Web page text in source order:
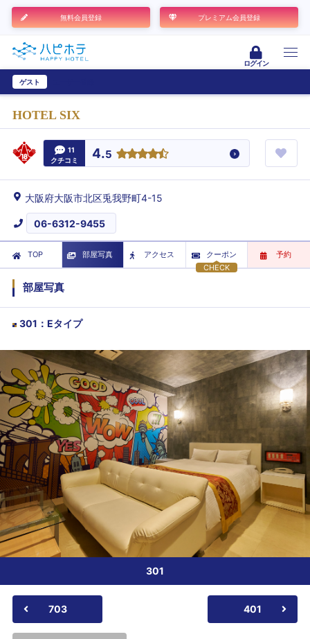
無料会員登録 プレミアム会員登録
ログイン
ゲスト
HOTEL SIX
11
クチコミ
4.5
大阪府大阪市北区兎我野町4-15
06-6312-9455
TOP 部屋写真
アクセス
CHECK
クーポン 予約
部屋写真
301 ： Eタイプ
301
703 401